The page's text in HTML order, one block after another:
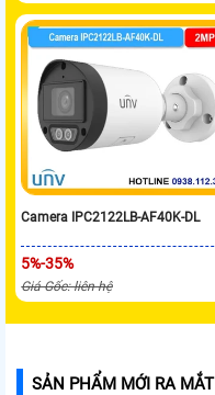
Camera IPC2122LB-AF40K-DL
5%-35%
Giá Gốc: liên hệ
SẢN PHẨM MỚI RA MẮT